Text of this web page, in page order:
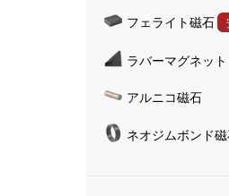
磁気
磁気
フェライト磁石
ラバーマグネット
アルニコ磁石
ネオジムボンド